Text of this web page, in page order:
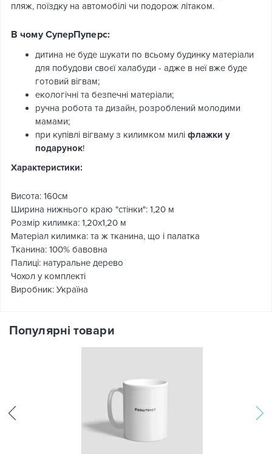
пляж, поїздку на автомобілі чи подорож літаком.
В чому СуперПуперс:
дитина не буде шукати по всьому будинку матеріали
для побудови своєї халабуди - адже в неї вже буде
готовий вігвам;
екологічні та безпечні матеріали;
ручна робота та дизайн, розроблений молодими
мамами;
при купівлі вігваму з килимком милі флажки у
подарунок!
Характеристики:
Висота: 160см
Ширина нижнього краю "стінки": 1,20 м
Розмір килимка: 1,20х1,20 м
Матеріал килимка: та ж тканина, що і палатка
Тканина: 100% бавовна
Палиці: натуральне дерево
Чохол у комплекті
Виробник: Україна
Популярні товари